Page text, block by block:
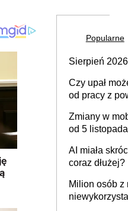
Popularne
Sierpień
Czy upał
od pracy z
Zmiany w
od 5
Ustaw
AI miała
coraz dłużej?
Milion osób z